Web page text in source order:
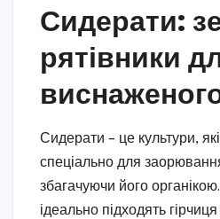
Сидерати:
рятівники
Сидерати – це культури,
спеціально для
збагачуючи його
ідеально підходять